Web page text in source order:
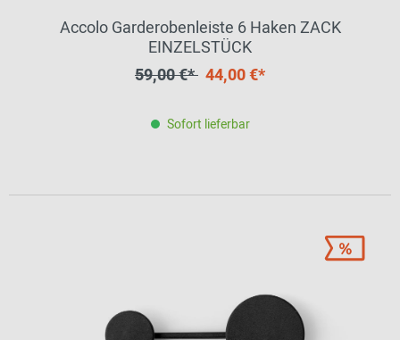
Accolo Garderobenleiste 6 Haken ZACK
EINZELSTÜCK
59,00 €* 44,00 €*
Sofort lieferbar